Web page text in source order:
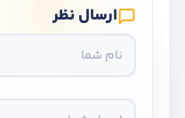
ارسال نظر